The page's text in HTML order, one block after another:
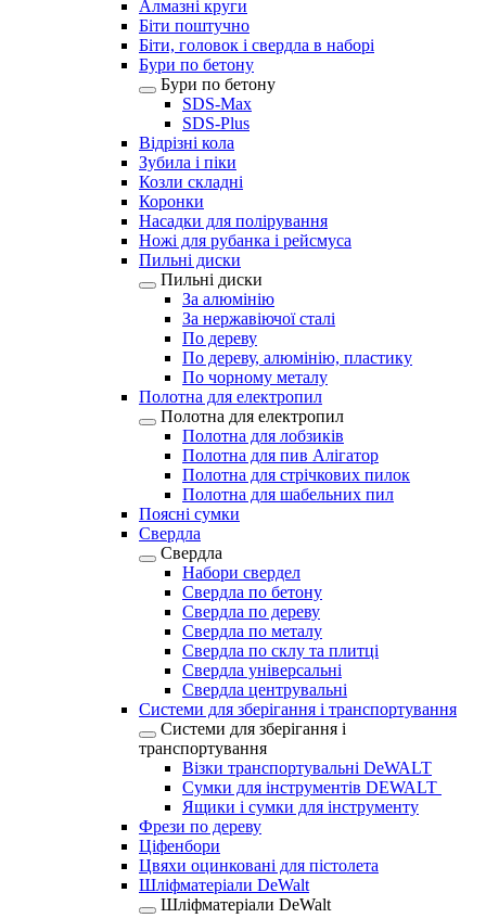
Алмазні круги
Біти поштучно
Біти, головок і свердла в наборі
Бури по бетону
Бури по бетону
SDS-Max
SDS-Plus
Відрізні кола
Зубила і піки
Козли складні
Коронки
Насадки для полірування
Ножі для рубанка і рейсмуса
Пильні диски
Пильні диски
За алюмінію
За нержавіючої сталі
По дереву
По дереву, алюмінію, пластику
По чорному металу
Полотна для електропил
Полотна для електропил
Полотна для лобзиків
Полотна для пив Алігатор
Полотна для стрічкових пилок
Полотна для шабельних пил
Поясні сумки
Свердла
Свердла
Набори свердел
Свердла по бетону
Свердла по дереву
Свердла по металу
Свердла по склу та плитці
Свердла універсальні
Свердла центрувальні
Системи для зберігання і транспортування
Системи для зберігання і
транспортування
Візки транспортувальні DeWALT
Сумки для інструментів DEWALT
Ящики і сумки для інструменту
Фрези по дереву
Ціфенбори
Цвяхи оцинковані для пістолета
Шліфматеріали DeWalt
Шліфматеріали DeWalt